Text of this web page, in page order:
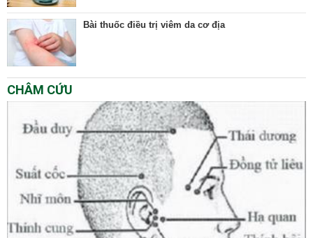
Bài thuốc điều trị viêm da cơ địa
CHÂM CỨU